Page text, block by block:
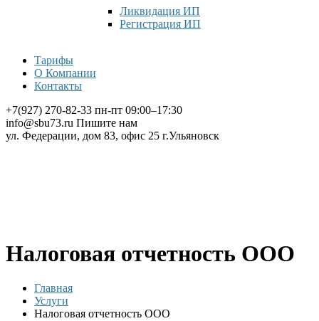
Ликвидация ИП
Регистрация ИП
Тарифы
О Компании
Контакты
+7(927) 270-82-33 пн-пт 09:00–17:30
info@sbu73.ru Пишите нам
ул. Федерации, дом 83, офис 25 г.Ульяновск
Налоговая отчетность ООО
Главная
Услуги
Налоговая отчетность ООО